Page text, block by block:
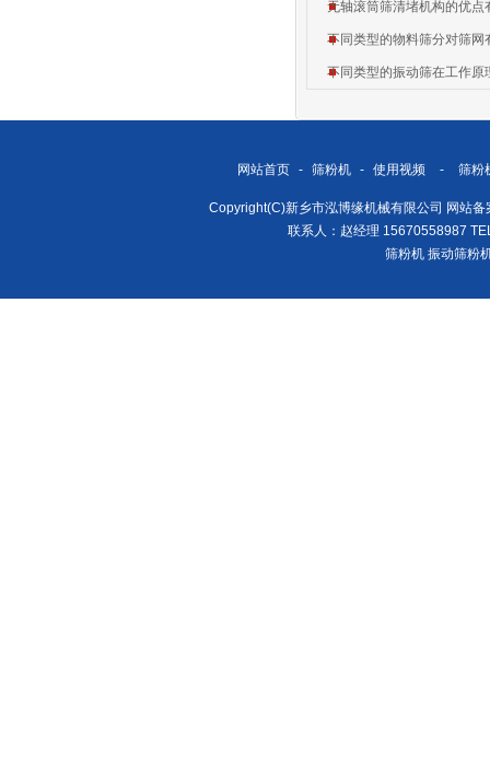
无轴滚筒筛清堵机构的优点
不同类型的物料筛分对筛网
不同类型的振动筛在工作原
网站首页 - 筛粉机 - 使用视频 - 筛粉
Copyright(C)新乡市泓博缘机械有限公司 网站备
联系人：赵经理 15670558987
筛粉机 振动筛粉